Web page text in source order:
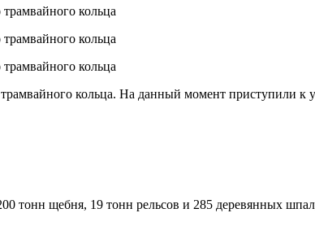
кольца. На данный момент приступили к
тонн щебня, 19 тонн рельсов и 285 деревянных